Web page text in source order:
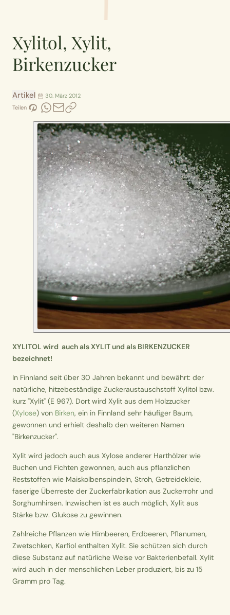
Xylitol, Xylit,
Birkenzucker
Artikel
30. März 2012
Teilen
XYLITOL wird auch als XYLIT und als BIRKENZUCKER
bezeichnet!
In Finnland seit über 30 Jahren bekannt und bewährt: der
natürliche, hitzebeständige Zuckeraustauschstoff Xylitol bzw.
kurz "Xylit" (E 967). Dort wird Xylit aus dem Holzzucker
(Xylose) von Birken, ein in Finnland sehr häufiger Baum,
gewonnen und erhielt deshalb den weiteren Namen
"Birkenzucker".
Xylit wird jedoch auch aus Xylose anderer Harthölzer wie
Buchen und Fichten gewonnen, auch aus pflanzlichen
Reststoffen wie Maiskolbenspindeln, Stroh, Getreidekleie,
faserige Überreste der Zuckerfabrikation aus Zuckerrohr und
Sorghumhirsen. Inzwischen ist es auch möglich, Xylit aus
Stärke bzw. Glukose zu gewinnen.
Zahlreiche Pflanzen wie Himbeeren, Erdbeeren, Pflanumen,
Zwetschken, Karfiol enthalten Xylit. Sie schützen sich durch
diese Substanz auf natürliche Weise vor Bakterienbefall. Xylit
wird auch in der menschlichen Leber produziert, bis zu 15
Gramm pro Tag.